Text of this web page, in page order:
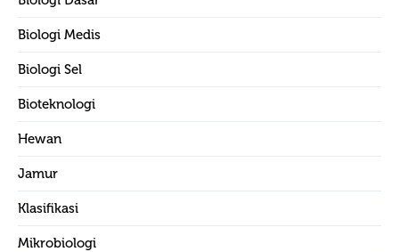
Biologi Medis
Biologi Sel
Bioteknologi
Hewan
Jamur
Klasifikasi
Mikrobiologi